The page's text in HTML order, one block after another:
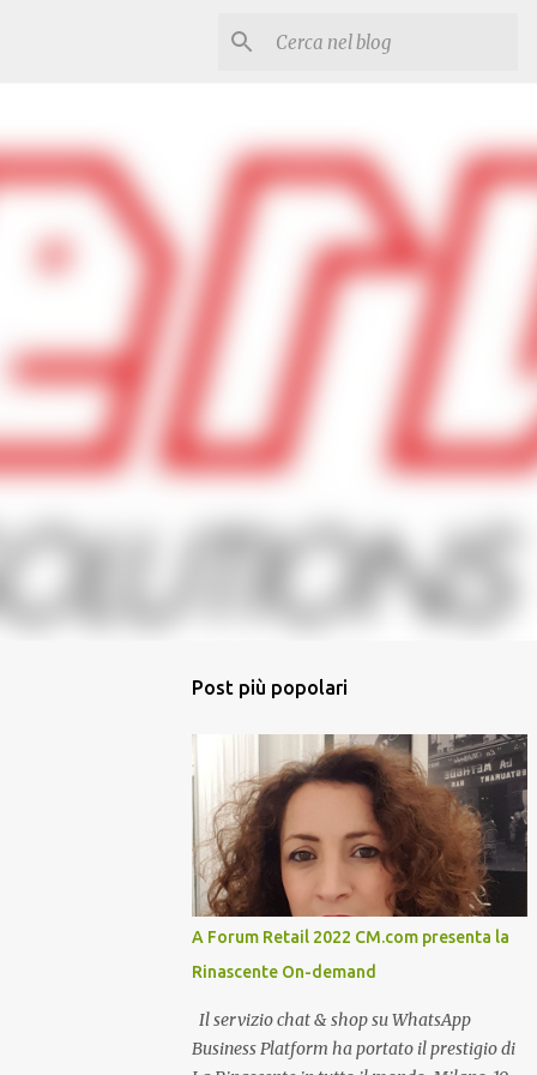
Post più popolari
A Forum Retail 2022 CM.com presenta la
Rinascente On-demand
Il servizio chat & shop su WhatsApp
Business Platform ha portato il prestigio di